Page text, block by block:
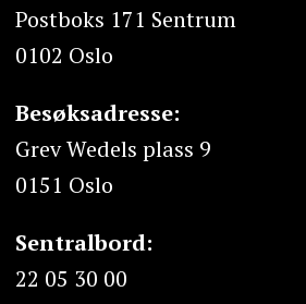
Postboks 171 Sentrum
0102 Oslo
Besøksadresse:
Grev Wedels plass 9
0151 Oslo
Sentralbord:
22 05 30 00